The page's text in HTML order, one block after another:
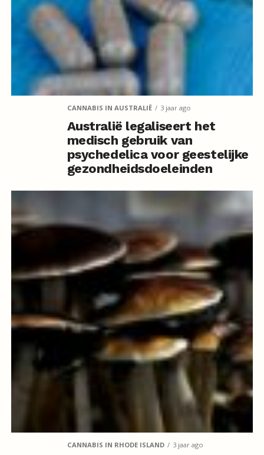
CANNABIS IN AUSTRALIË 3 jaar ago
Australië legaliseert het
medisch gebruik van
psychedelica voor geestelijke
gezondheidsdoeleinden
CANNABIS IN RHODE ISLAND 3 jaar ago